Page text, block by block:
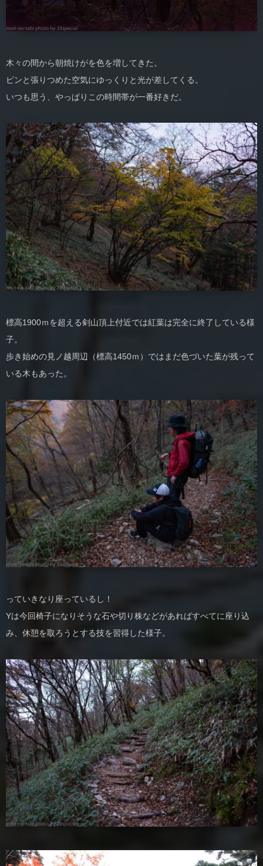
木々の間から朝焼けがを色を増してきた。
ピンと張りつめた空気にゆっくりと光が差してくる。
いつも思う、やっぱりこの時間帯が一番好きだ。
標高1900ｍを超える剣山頂上付近では紅葉は完全に終了している様
子。
歩き始めの見ノ越周辺（標高1450ｍ）ではまだ色づいた葉が残って
いる木もあった。
っていきなり座っているし！
Yは今回椅子になりそうな石や切り株などがあればすべてに座り込
み、休憩を取ろうとする技を習得した様子。